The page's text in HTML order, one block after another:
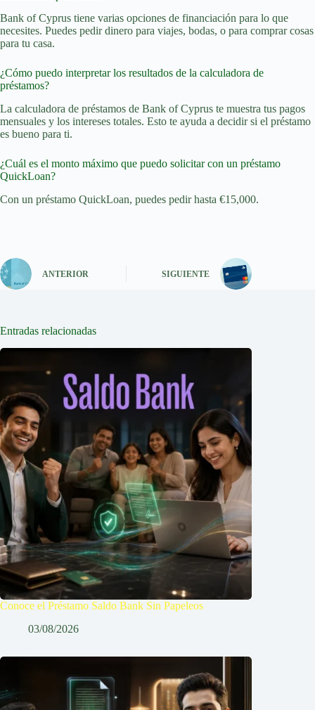
Bank of Cyprus tiene varias opciones de financiación para lo que
necesites. Puedes pedir dinero para viajes, bodas, o para comprar cosas
para tu casa.
¿Cómo puedo interpretar los resultados de la calculadora de
préstamos?
La calculadora de préstamos de Bank of Cyprus te muestra tus pagos
mensuales y los intereses totales. Esto te ayuda a decidir si el préstamo
es bueno para ti.
¿Cuál es el monto máximo que puedo solicitar con un préstamo
QuickLoan?
Con un préstamo QuickLoan, puedes pedir hasta €15,000.
ANTERIOR SIGUIENTE
Entradas relacionadas
Conoce el Préstamo Saldo Bank Sin Papeleos
03/08/2026